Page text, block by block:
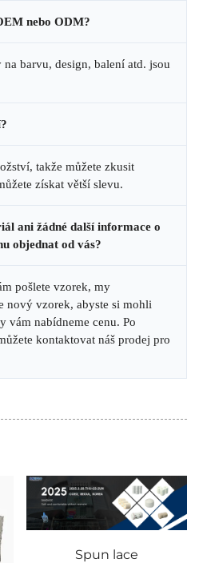
nebo ODM?
barvu, design, balení atd. jsou
takže můžete zkusit
získat větší slevu.
ani žádné další informace o
objednat od vás?
pošlete vzorek, my
nový vzorek, abyste si mohli
vám nabídneme cenu. Po
kontaktovat náš prodej pro
Spun lace